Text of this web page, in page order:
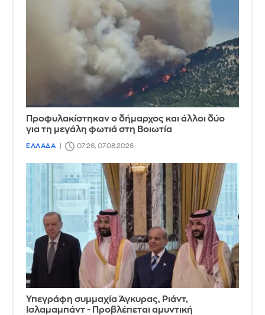
Προφυλακίστηκαν ο δήμαρχος και άλλοι δύο
για τη μεγάλη φωτιά στη Βοιωτία
ΕΛΛΑΔΑ 07:26, 07.08.2026
Υπεγράφη συμμαχία Άγκυρας, Ριάντ,
Ισλαμαμπάντ - Προβλέπεται αμυντική